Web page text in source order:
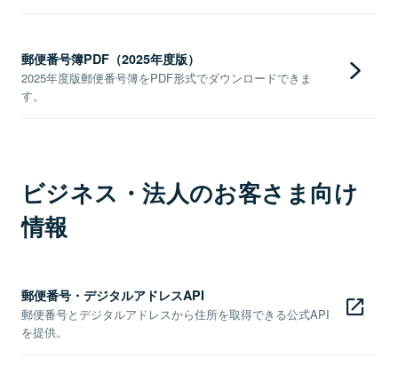
郵便番号簿PDF（2025年度版）
2025年度版郵便番号簿をPDF形式でダウンロードできま
す。
ビジネス・法人のお客さま向け
情報
郵便番号・デジタルアドレスAPI
郵便番号とデジタルアドレスから住所を取得できる公式API
を提供。